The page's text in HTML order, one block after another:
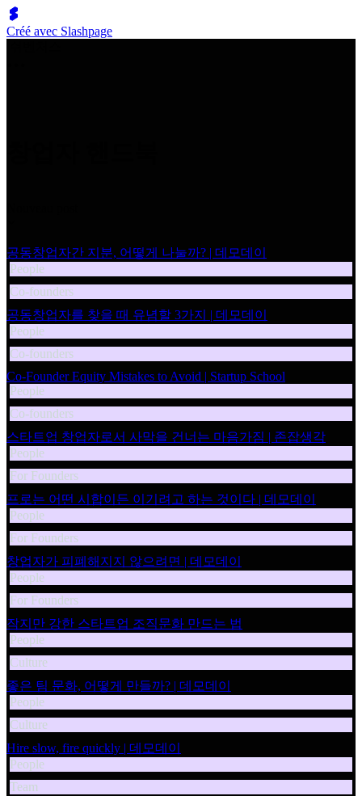
Créé avec Slashpage
공동창업자간 지분, 어떻게 나눌까? | 데모데이
People
Co-founders
공동창업자를 찾을 때 유념할 3가지 | 데모데이
People
Co-founders
Co-Founder Equity Mistakes to Avoid | Startup School
People
Co-founders
스타트업 창업자로서 사막을 건너는 마음가짐 | 존잡생각
People
For Founders
프로는 어떤 시합이든 이기려고 하는 것이다 | 데모데이
People
For Founders
창업자가 피폐해지지 않으려면 | 데모데이
People
For Founders
작지만 강한 스타트업 조직문화 만드는 법
People
Culture
좋은 팀 문화, 어떻게 만들까? | 데모데이
People
Culture
Hire slow, fire quickly | 데모데이
People
Team